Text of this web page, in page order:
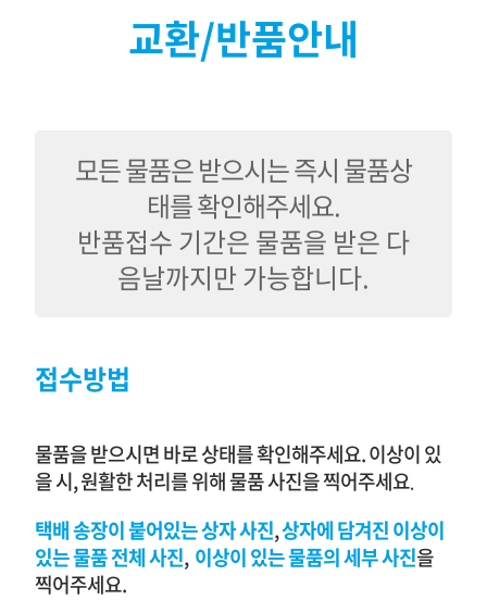
교환/반품안내
모든 물품은 받으시는 즉시 물품상
태를 확인해주세요.
반품접수 기간은 물품을 받은 다
음날까지만 가능합니다.
접수방법
물품을 받으시면 바로 상태를 확인해주세요. 이상이 있
을 시, 원활한 처리를 위해 물품 사진을 찍어주세요.
택배 송장이 붙어있는 상자사진,상자에 담겨진 이상이
있는 물품전체사진, 이상이 있는 물품의 세부 사진을
찍어주세요.